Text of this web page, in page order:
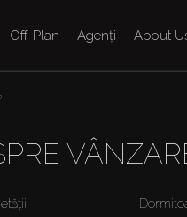
Off-Plan Agenți About